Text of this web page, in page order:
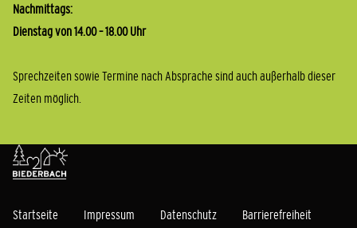
Nachmittags:
Dienstag von 14.00 – 18.00 Uhr
Sprechzeiten sowie Termine nach Absprache sind auch außerhalb dieser
Zeiten möglich.
Startseite Impressum Datenschutz
Barrierefreiheit